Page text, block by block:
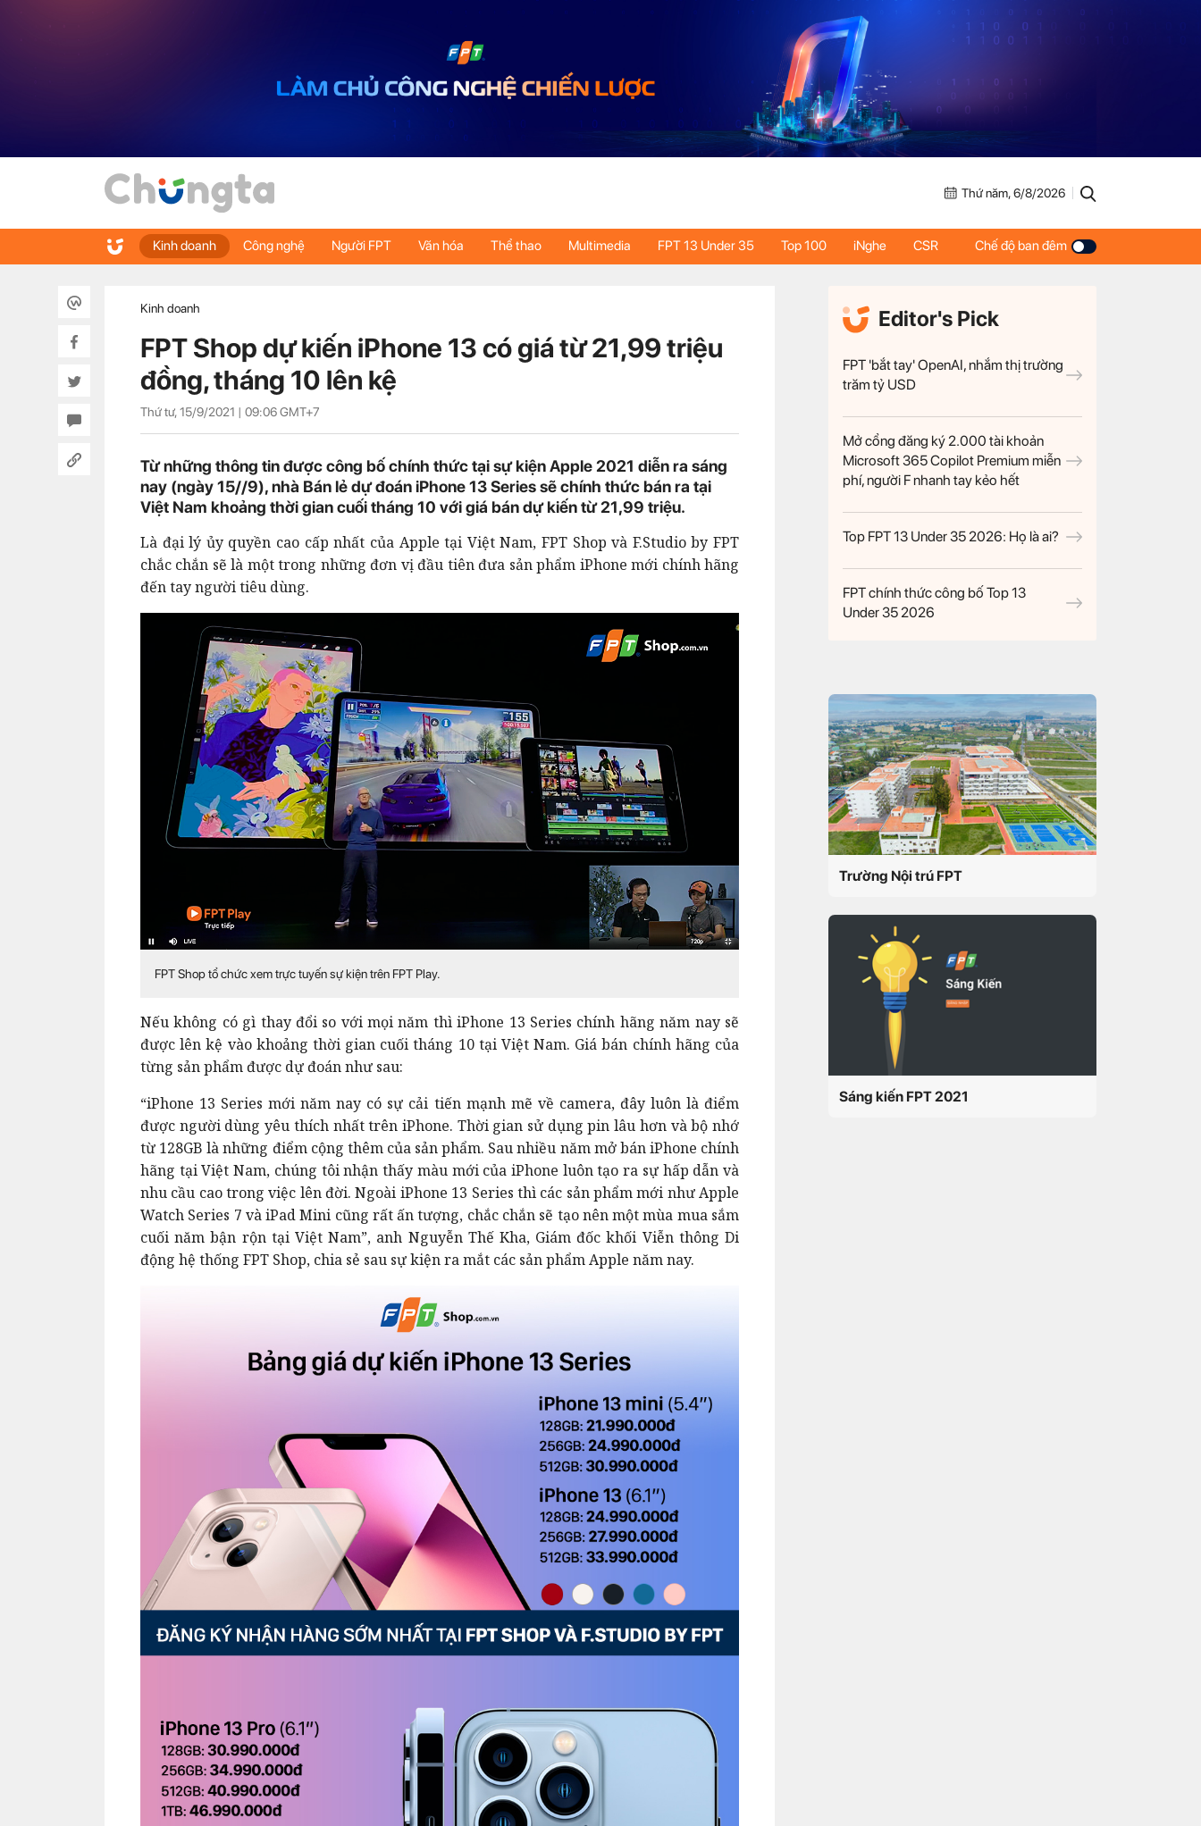
Thứ năm, 6/8/2026
Kinh doanh Công nghệ Người FPT Văn hóa Thể thao Multimedia FPT 13 Under 35 Top 100 iNghe CSR Chế độ ban đêm
Kinh doanh
FPT Shop dự kiến iPhone 13 có giá từ 21,99 triệu
đồng, tháng 10 lên kệ
Thứ tư, 15/9/2021 | 09:06GMT+7
Từ những thông tin được công bố chính thức tại sự kiện Apple 2021 diễn ra sáng
nay (ngày 15//9), nhà Bán lẻ dự đoán iPhone 13 Series sẽ chính thức bán ra tại
Việt Nam khoảng thời gian cuối tháng 10 với giá bán dự kiến từ 21,99 triệu.
Là đại lý ủy quyền cao cấp nhất của Apple tại Việt Nam, FPT Shop và F.Studio by FPT
chắc chắn sẽ là một trong những đơn vị đầu tiên đưa sản phẩm iPhone mới chính hãng
đến tay người tiêu dùng.
FPT Shop tổ chức xem trực tuyến sự kiện trên FPT Play.
Nếu không có gì thay đổi so với mọi năm thì iPhone 13 Series chính hãng năm nay sẽ
được lên kệ vào khoảng thời gian cuối tháng 10 tại Việt Nam. Giá bán chính hãng của
từng sản phẩm được dự đoán như sau:
“iPhone 13 Series mới năm nay có sự cải tiến mạnh mẽ về camera, đây luôn là điểm
được người dùng yêu thích nhất trên iPhone. Thời gian sử dụng pin lâu hơn và bộ nhớ
từ 128GB là những điểm cộng thêm của sản phẩm. Sau nhiều năm mở bán iPhone chính
hãng tại Việt Nam, chúng tôi nhận thấy màu mới của iPhone luôn tạo ra sự hấp dẫn và
nhu cầu cao trong việc lên đời. Ngoài iPhone 13 Series thì các sản phẩm mới như Apple
Watch Series 7 và iPad Mini cũng rất ấn tượng, chắc chắn sẽ tạo nên một mùa mua sắm
cuối năm bận rộn tại Việt Nam”, anh Nguyễn Thế Kha, Giám đốc khối Viễn thông Di
động hệ thống FPT Shop, chia sẻ sau sự kiện ra mắt các sản phẩm Apple năm nay.
Editor's Pick
FPT 'bắt tay' OpenAI, nhắm thị trường
trăm tỷ USD
Mở cổng đăng ký 2.000 tài khoản
Microsoft 365 Copilot Premium miễn
phí, người F nhanh tay kẻo hết
Top FPT 13 Under 35 2026: Họ là ai?
FPT chính thức công bố Top 13
Under 35 2026
Trường Nội trú FPT
Sáng kiến FPT 2021